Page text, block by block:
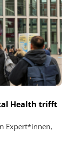
Health trifft
Expert*innen,